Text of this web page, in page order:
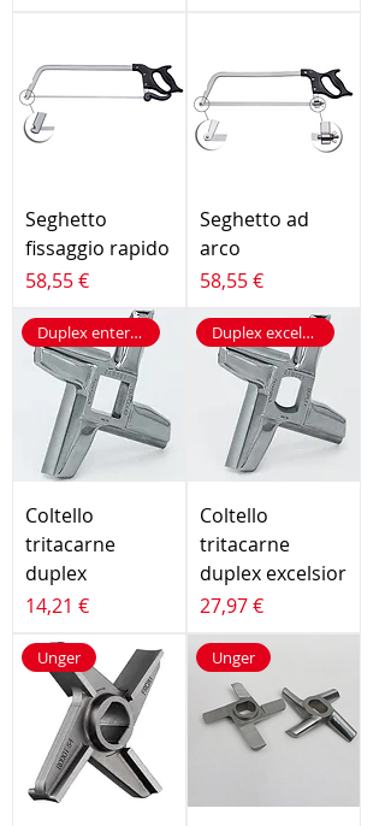
Seghetto
fissaggio rapido
Prezzo
58,55 €
Seghetto ad
arco
Prezzo
58,55 €
Duplex enterprise
Coltello
tritacarne
duplex
Prezzo
14,21 €
Duplex excelsior
Coltello
tritacarne
duplex excelsior
Prezzo
27,97 €
Unger Unger